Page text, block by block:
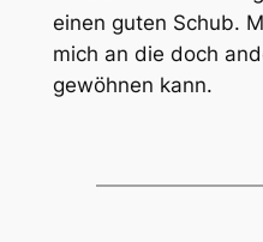
einen guten Schub.
mich an die doch
gewöhnen kann.